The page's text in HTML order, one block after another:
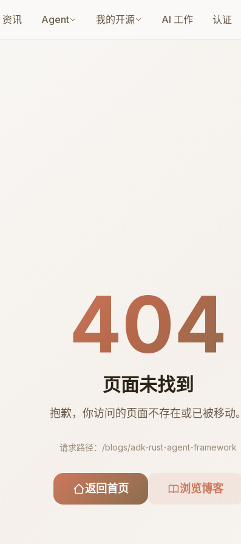
资讯 Agent 我的开源 AI 工作 认证
404
页面未找到
抱歉，你访问的页面不存在或已被移动。
请求路径： /blogs/adk-rust-agent-framework
返回首页 浏览博客